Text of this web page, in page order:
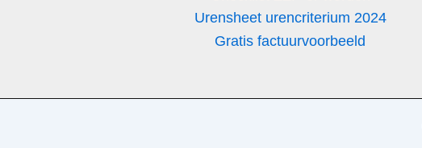
Urensheet urencriterium 2024
Gratis factuurvoorbeeld